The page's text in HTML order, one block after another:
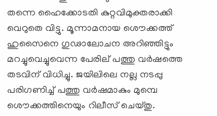
തന്നെ ഹൈക്കോടതി കുറ്റവിമുക്തരാക്കി
വെറുതെ വിട്ടു. മൂന്നാമനായ ശൌക്കത്ത്
ഹുസൈനെ ഗുഢാലോചന അറിഞ്ഞിട്ടും
മറച്ചുവെച്ചുവെന്ന പേരില് പത്തു വര്‍ഷത്തെ
തടവിന് വിധിച്ചു. ജയിലിലെ നല്ല നടപ്പു
പരിഗണിച്ച് പത്തു വര്‍ഷമാകും മുമ്പെ
ശൌക്കത്തിനെയും റിലീസ് ചെയ്തു.